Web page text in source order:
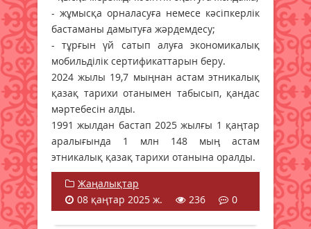
- жұмысқа орналасуға немесе кәсіпкерлік
бастаманы дамытуға жәрдемдесу;
- тұрғын үй сатып алуға экономикалық
мобильділік сертификаттарын беру.
2024 жылы 19,7 мыңнан астам этникалық
қазақ тарихи отанымен табысып, қандас
мәртебесін алды.
1991 жылдан бастап 2025 жылғы 1 қаңтар
аралығында 1 млн 148 мың астам
этникалық қазақ тарихи отанына оралды.
Жаңалықтар
08 қаңтар 2025 ж.
236 0